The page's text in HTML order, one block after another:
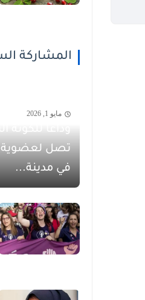
المشاركة
مايو 1, 2026
وداعاً للكوتة
تصل لعضوية
في مدينة...